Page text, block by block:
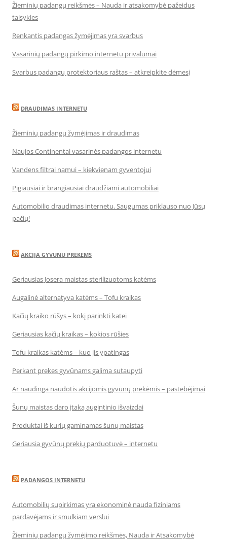
Žieminių padangų reikšmės – Nauda ir atsakomybė pažeidus
taisykles
Renkantis padangas žymėjimas yra svarbus
Vasarinių padangų pirkimo internetu privalumai
Svarbus padangų protektoriaus raštas – atkreipkite dėmesį
DRAUDIMAS INTERNETU
Žieminių padangų žymėjimas ir draudimas
Naujos Continental vasarinės padangos internetu
Vandens filtrai namui – kiekvienam gyventojui
Pigiausiai ir brangiausiai draudžiami automobiliai
Automobilio draudimas internetu. Saugumas priklauso nuo Jūsų
pačių!
AKCIJA GYVUNU PREKEMS
Geriausias Josera maistas sterilizuotoms katėms
Augalinė alternatyva katėms – Tofu kraikas
Kačių kraiko rūšys – kokį parinkti katei
Geriausias kačių kraikas – kokios rūšies
Tofu kraikas katėms – kuo jis ypatingas
Perkant prekes gyvūnams galima sutaupyti
Ar naudinga naudotis akcijomis gyvūnų prekėmis – pastebėjimai
Šunų maistas daro įtaką augintinio išvaizdai
Produktai iš kurių gaminamas šunų maistas
Geriausia gyvūnų prekių parduotuvė – internetu
PADANGOS INTERNETU
Automobilių supirkimas yra ekonominė nauda fiziniams
pardavėjams ir smulkiam verslui
Žieminių padangų žymėjimo reikšmės, Nauda ir Atsakomybė